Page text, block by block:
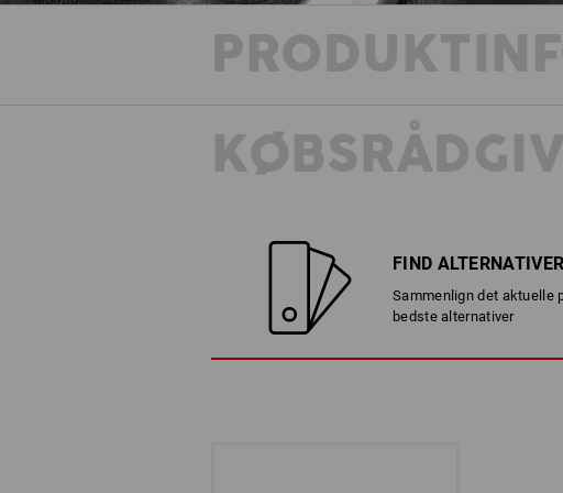
FIND ALTERNATIVER
Sammenlign det aktuelle
bedste alternativer